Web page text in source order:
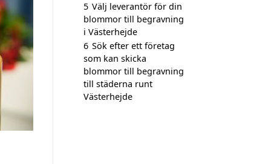
5 Välj leverantör för din
blommor till begravning
i Västerhejde
6 Sök efter ett företag
som kan skicka
blommor till begravning
till städerna runt
Västerhejde